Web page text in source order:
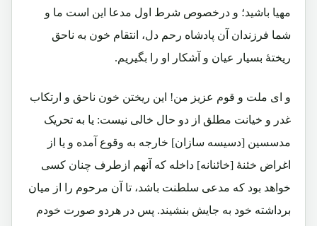
مهیا باشید؛ و درخصوص شرط اول مدعا این است ما و
شما فرزندان آن پادشاه رحم دل، انتقام خون به ناحق
ریختۀ بسیار عیان و آشکار او را بگیریم.
و ای ملت و قوم عزیز من! این ریختن خون ناحق و ارتکاب
غدر و خیانت مطلق از دو حال خالی نیست: یا به تحریک
مدسسین [دسیسه سازان] خارجه به وقوع آمده و یا از
اغراض خئنۀ [خائنانه] داخله که آنهم ازطرف چنان کسی
خواهد بود که مدعی سلطنت باشد، تا آن مرحوم را از میان
برداشته خود به جایش بنشیند. پس در هردو صورت خودم